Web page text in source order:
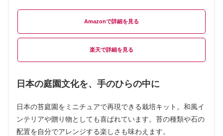
Amazon
楽天
日本の庭園文化を、手のひらの中に
日本の苔庭園をミニチュアで再現できる栽培キット。和風イ
ンテリアや贈り物としても喜ばれています。苔の種類や石の
配置を自分でアレンジする楽しさも味わえます。